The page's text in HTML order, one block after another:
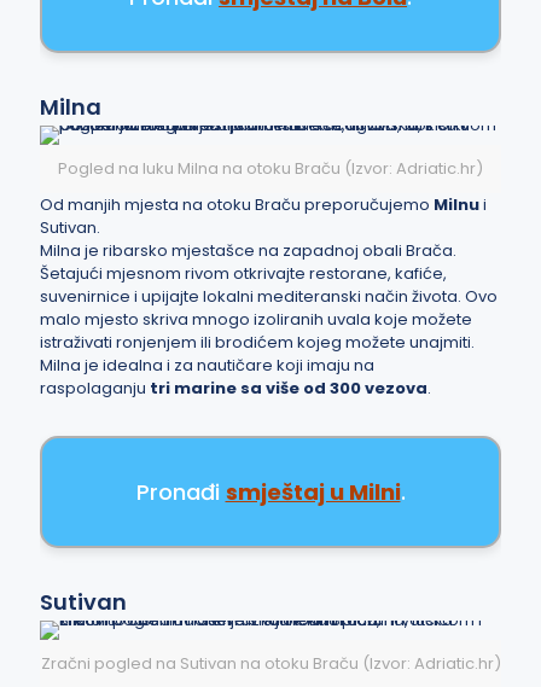
Milna
Pogled na luku Milna na otoku Braču (Izvor: Adriatic.hr)
Od manjih mjesta na otoku Braču preporučujemo Milnui
Sutivan.
Milna je ribarsko mjestašce na zapadnoj obali Brača.
Šetajući mjesnom rivom otkrivajte restorane, kafiće,
suvenirnice i upijajte lokalni mediteranski način života. Ovo
malo mjesto skriva mnogo izoliranih uvala koje možete
istraživati ronjenjem ili brodićem kojeg možete unajmiti.
Milna je idealna i za nautičare koji imaju na
raspolaganju tri marine sa više od 300 vezova.
Pronađi smještaj u Milni.
Sutivan
Zračni pogled na Sutivan na otoku Braču (Izvor: Adriatic.hr)